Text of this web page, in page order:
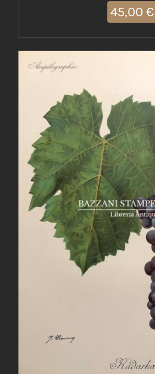
45,00 €
AGGIUNGI AL CARRELLO